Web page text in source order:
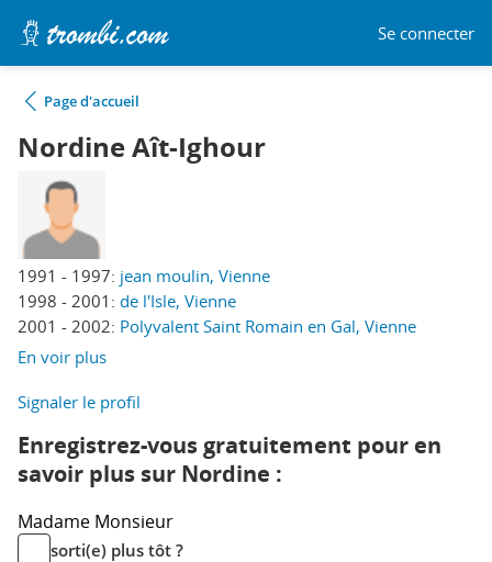
Se connecter
Page d'accueil
Nordine Aît-Ighour
1991 - 1997: jean moulin, Vienne
1998 - 2001: de l'Isle, Vienne
2001 - 2002: Polyvalent Saint Romain en Gal, Vienne
En voir plus
Signaler le profil
Enregistrez-vous gratuitement pour en
savoir plus sur Nordine :
Madame Monsieur
sorti(e) plus tôt ?